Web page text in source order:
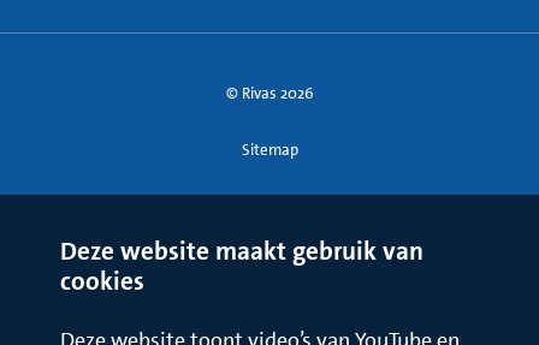
© Rivas 2026
Sitemap
Deze website maakt gebruik van
cookies